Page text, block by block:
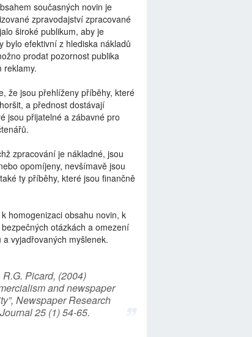
současných novin je
zpravodajství zpracované
široké publikum, aby je
bylo efektivní z hlediska nákladů
prodat pozornost publika
reklamy.
že jsou přehlíženy příběhy, které
a přednost dostávají
jsou přijatelné a zábavné pro
zpracování je nákladné, jsou
opomíjeny, nevšímavě jsou
ty příběhy, které jsou finančně
homogenizaci obsahu novin, k
otázkách a omezení
a vyjadřovaných myšlenek.
R.G. Picard, (2004)
and newspaper
Newspaper Research
Journal 25 (1) 54-65.